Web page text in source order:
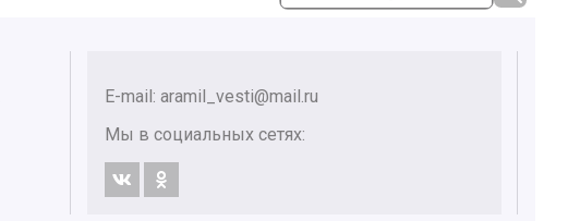
E-mail: aramil_vesti@mail.ru
Мы в социальных сетях: